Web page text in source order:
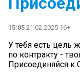
15:05 21.02.2025 16+
У тебя есть цель
по контракту -
Присоединяйся к